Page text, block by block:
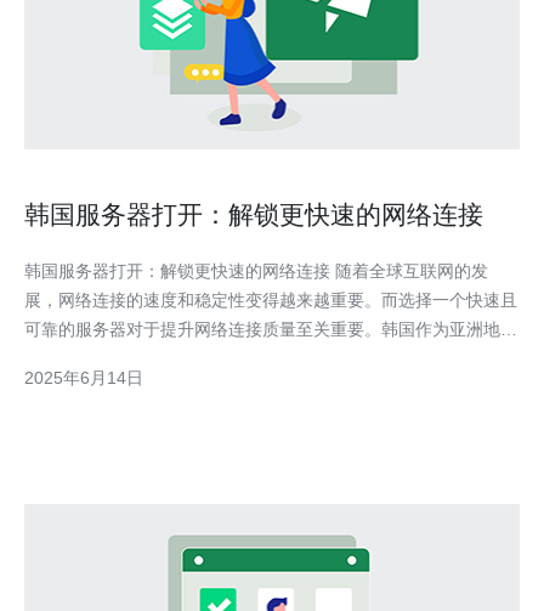
韩国服务器打开：解锁更快速的网络连接
韩国服务器打开：解锁更快速的网络连接 随着全球互联网的发
展，网络连接的速度和稳定性变得越来越重要。而选择一个快速且
可靠的服务器对于提升网络连接质量至关重要。韩国作为亚洲地区
韩国服务器可以帮助用户解锁更快速的网络
2025年6月14日